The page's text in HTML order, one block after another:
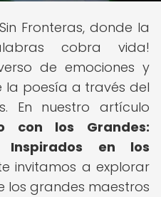
Fronteras, donde la
cobra vida!
de emociones y
la poesía a través del
En nuestro artículo
con los Grandes:
Inspirados en los
invitamos a explorar
los grandes maestros